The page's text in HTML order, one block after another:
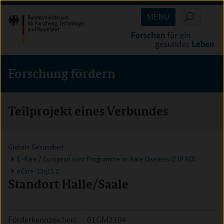
Direkt
zum
Inhalt
(Eingabetaste)
Direkt
zum
Hauptmenu
(Eingabetaste)
Direkt
zur
Suche
(Eingabetaste)
MENU
Forschung fördern
Teilprojekt eines Verbundes
Globale Gesundheit
E-Rare / European Joint Programme on Rare Diseases (EJP RD)
eCare-22q11.2
Standort Halle/Saale
Förderkennzeichen:
01GM2104